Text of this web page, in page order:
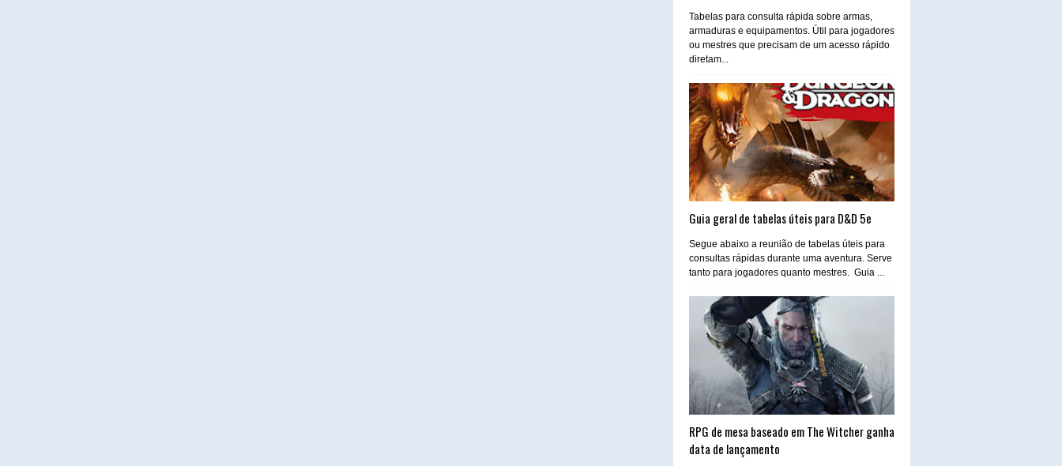
Tabelas para consulta rápida sobre armas,
armaduras e equipamentos. Útil para jogadores
ou mestres que precisam de um acesso rápido
diretam...
Guia geral de tabelas úteis para D&D 5e
Segue abaixo a reunião de tabelas úteis para
consultas rápidas durante uma aventura. Serve
tanto para jogadores quanto mestres. Guia ...
RPG de mesa baseado em The Witcher ganha
data de lançamento